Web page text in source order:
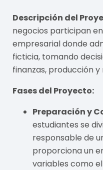
Descripción del
negocios participan
empresarial donde
ficticia, tomando
finanzas, producción
Fases del Proyecto:
Preparación y
estudiantes se
responsable de
proporciona un
variables como